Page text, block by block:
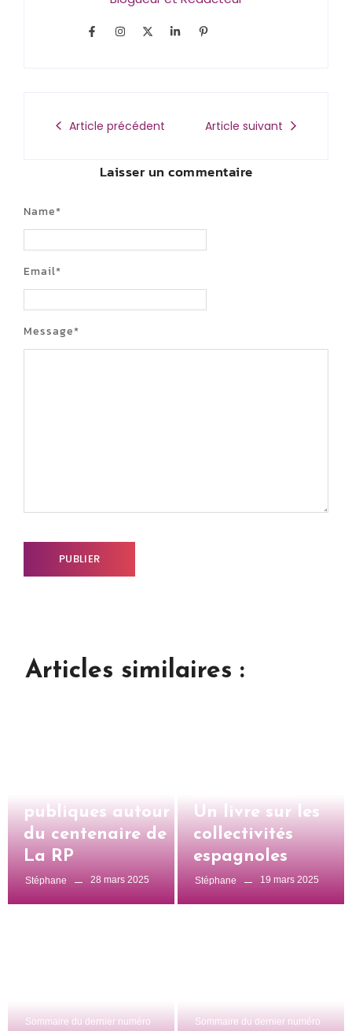
Article précédent Article suivant
Laisser un commentaire
Message*
Name*
Email*
Articles similaires :
publiques autour
du centenaire de
La RP
Stéphane 28 mars 2025
Un livre sur les
collectivités
espagnoles
Stéphane 19 mars 2025
Sommaire du dernier numéro Sommaire du dernier numéro